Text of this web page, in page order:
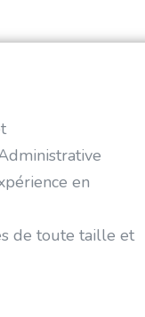
en
de toute taille et